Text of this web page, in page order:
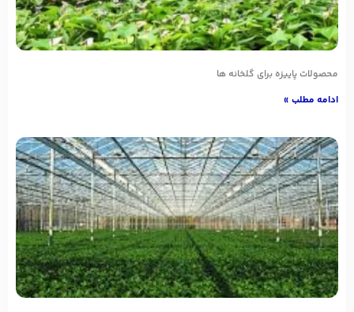
محصولات پاییزه برای گلخانه ها
ادامه مطلب »